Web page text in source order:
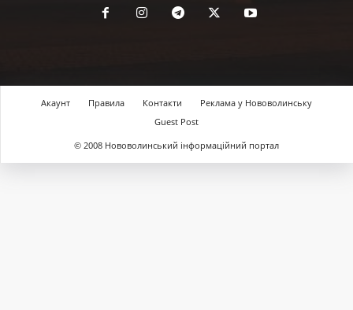
Акаунт Правила Контакти
Реклама у Нововолинську
Guest Post
© 2008 Нововолинський інформаційний портал